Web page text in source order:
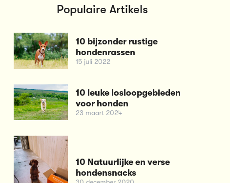
Populaire Artikels
10 bijzonder rustige
hondenrassen
15 juli 2022
10 leuke losloopgebieden
voor honden
23 maart 2024
10 Natuurlijke en verse
hondensnacks